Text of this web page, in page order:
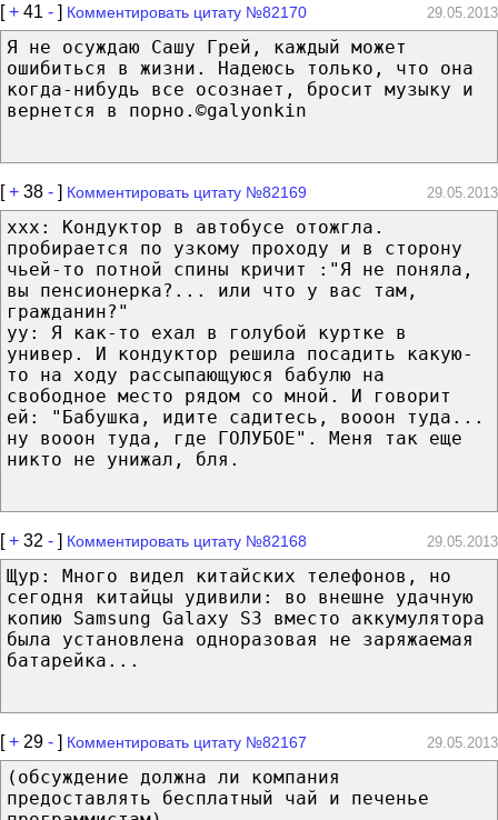
[+ 41 - ] Комментировать цитату №82170 29.05.2013
Я не осуждаю Сашу Грей, каждый может
ошибиться в жизни. Надеюсь только, что она
когда-нибудь все осознает, бросит музыку и
вернется в порно.©galyonkin
[+ 38 - ] Комментировать цитату №82169 29.05.2013
xxx: Кондуктор в автобусе отожгла.
пробирается по узкому проходу и в сторону
чьей-то потной спины кричит :"Я не поняла,
вы пенсионерка?... или что у вас там,
гражданин?"
yy: Я как-то ехал в голубой куртке в
универ. И кондуктор решила посадить какую-
то на ходу рассыпающуюся бабулю на
свободное место рядом со мной. И говорит
ей: "Бабушка, идите садитесь, вооон туда...
ну вооон туда, где ГОЛУБОЕ". Меня так еще
никто не унижал, бля.
[+ 32 - ] Комментировать цитату №82168 29.05.2013
Щур: Много видел китайских телефонов, но
сегодня китайцы удивили: во внешне удачную
копию Samsung Galaxy S3 вместо аккумулятора
была установлена одноразовая не заряжаемая
батарейка...
[+ 29 - ] Комментировать цитату №82167 29.05.2013
(обсуждение должна ли компания
предоставлять бесплатный чай и печенье